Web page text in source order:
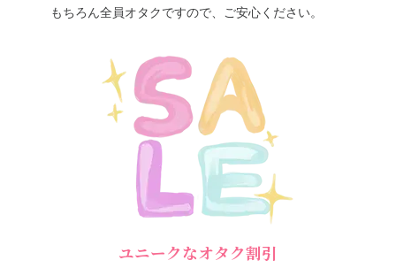
もちろん全員オタクですので、ご安心ください。
ユニークなオタク割引